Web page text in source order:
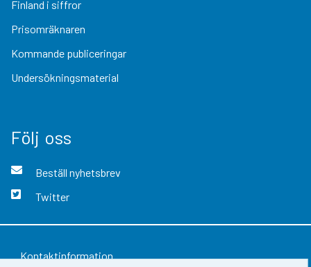
Finland i siffror
Prisomräknaren
Kommande publiceringar
Undersökningsmaterial
Följ oss
Beställ nyhetsbrev
Twitter
Kontaktinformation